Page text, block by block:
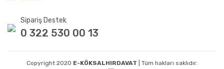
Sipariş Destek
0 322 530 00 13
Copyright 2020 E-KÖKSALHIRDAVAT | Tüm hakları saklıdır.